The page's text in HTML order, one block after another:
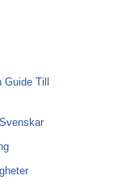
Till